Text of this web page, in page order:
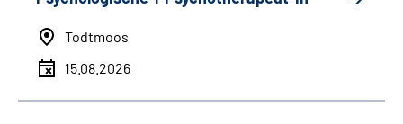
Todtmoos
15.08.2026